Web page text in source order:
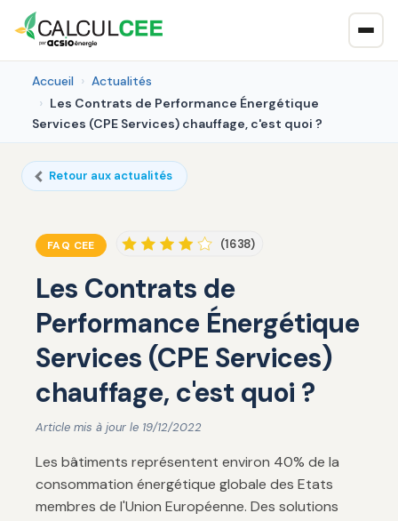
Accueil
Actualités
Les Contrats de Performance Énergétique
Services (CPE Services) chauffage, c'est quoi ?
Retour aux actualités
FAQ CEE (1638)
Les Contrats de
Performance Énergétique
Services (CPE Services)
chauffage, c'est quoi ?
Article mis à jour le 19/12/2022
Les bâtiments représentent environ 40% de la
consommation énergétique globale des Etats
membres de l'Union Européenne. Des solutions